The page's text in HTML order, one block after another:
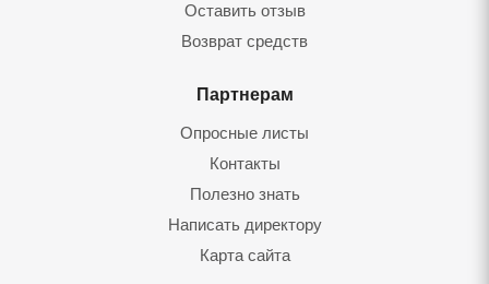
Оставить отзыв
Возврат средств
Партнерам
Опросные листы
Контакты
Полезно знать
Написать директору
Карта сайта